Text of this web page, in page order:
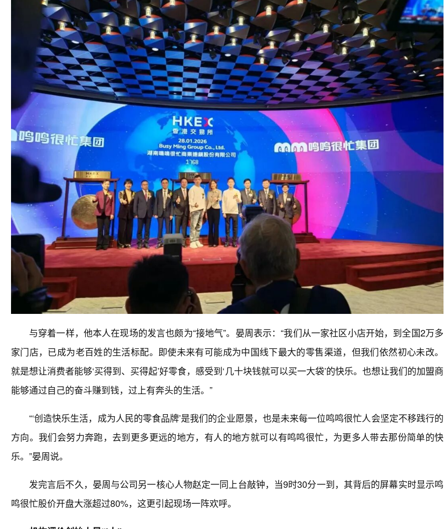
与穿着一样，他本人在现场的发言也颇为“接地气”。晏周表示：“我们从一家社区小店开始，到全国2万多
家门店，已成为老百姓的生活标配。即使未来有可能成为中国线下最大的零售渠道，但我们依然初心未改。
就是想让消费者能够‘买得到、买得起’好零食，感受到‘几十块钱就可以买一大袋’的快乐。也想让我们的加盟商
能够通过自己的奋斗赚到钱，过上有奔头的生活。”
“‘创造快乐生活，成为人民的零食品牌’是我们的企业愿景，也是未来每一位鸣鸣很忙人会坚定不移践行的
方向。我们会努力奔跑，去到更多更远的地方，有人的地方就可以有鸣鸣很忙，为更多人带去那份简单的快
乐。”晏周说。
发完言后不久，晏周与公司另一核心人物赵定一同上台敲钟，当9时30分一到，其背后的屏幕实时显示鸣
鸣很忙股价开盘大涨超过80%，这更引起现场一阵欢呼。